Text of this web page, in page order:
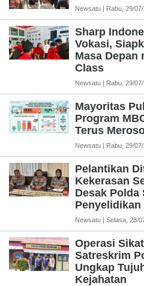
Newsatu | Rabu, 29/
Sharp
Vokasi,
Masa Depan
Class
Newsatu | Rabu, 29/
Mayoritas
Program
Terus
Newsatu | Rabu, 29/
Pelantikan
Kekerasan
Desak Polda
Penyelidikan
Newsatu | Selasa, 28/
Operasi
Satreskrim
Ungkap
Kejahatan